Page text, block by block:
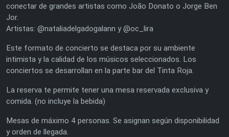
conectar de grandes artistas como João Donato o Jorge Ben
Jor.
Artistas: @nataliadelgadogalann y @oc_lira
Este formato de concierto se destaca por su ambiente
intimista y la calidad de los músicos seleccionados. Los
conciertos se desarrollan en la parte bar del Tinta Roja.
La reserva te permite tener una mesa reservada exclusiva y
comida. (no incluye la bebida)
Mesas de máximo 4 personas. Se asignan según disponibilidad
y orden de llegada.